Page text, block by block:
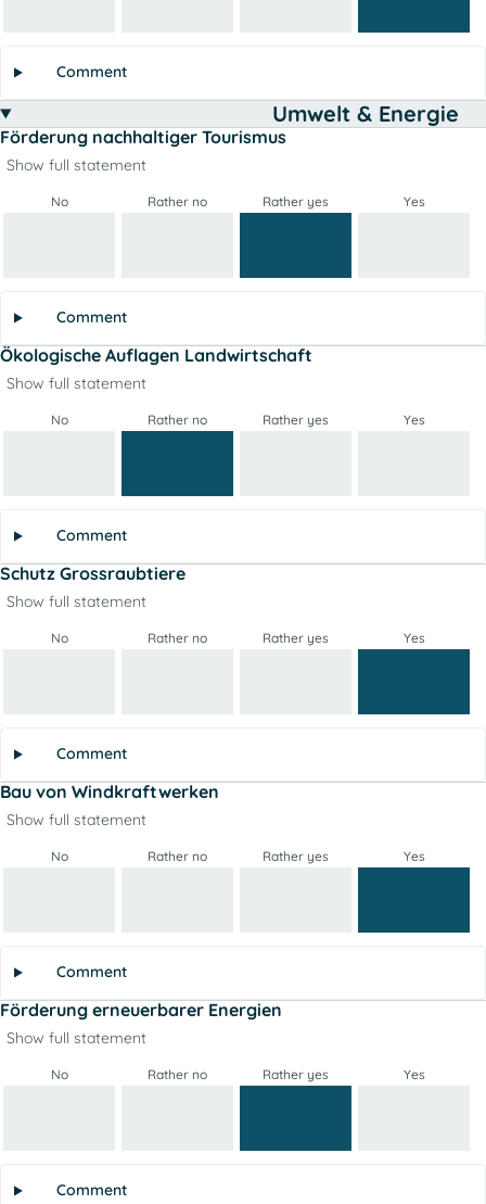
Comment
Umwelt & Energie
Förderung nachhaltiger Tourismus
Show full statement
No Rather no Rather yes Yes
Comment
Ökologische Auflagen Landwirtschaft
Show full statement
No Rather no Rather yes Yes
Comment
Schutz Grossraubtiere
Show full statement
No Rather no Rather yes Yes
Comment
Bau von Windkraftwerken
Show full statement
No Rather no Rather yes Yes
Comment
Förderung erneuerbarer Energien
Show full statement
No Rather no Rather yes Yes
Comment